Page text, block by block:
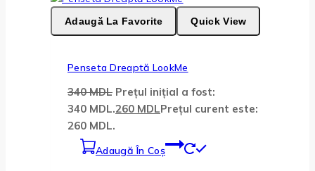
Adaugă La Favorite Quick View
Penseta Dreaptă LookMe
340MDL Prețul inițial a fost:
340 MDL.260 MDLPrețul curent este:
260 MDL.
Adaugă În Coș